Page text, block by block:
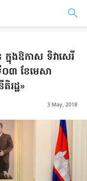
ងឱកាស ទិវាសេរី
៣ ខែមេសា
រដ្ឋ»
3 May, 2018